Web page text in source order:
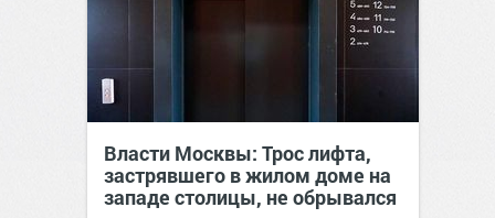
Власти Москвы: Трос лифта,
застрявшего в жилом доме на
западе столицы, не обрывался